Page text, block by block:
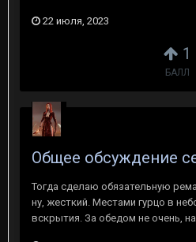
1
БАЛЛ
22 июля, 2023
Общее обсуждение
Тогда сделаю обязательную
ну, жесткий. Местами гурцо в
вскрытия. За обедом не очень,